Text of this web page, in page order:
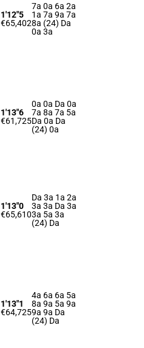
1'12"5
€65,402
7a 0a 6a 2a
1a 7a 9a 7a
8a (24) Da
0a 3a
1'13"6
€61,725
0a 0a Da 0a
7a 8a 7a 5a
Da 0a Da
(24) 0a
1'13"0
€65,610
Da 3a 1a 2a
3a 3a Da 3a
3a 5a 3a
(24) Da
1'13"1
€64,725
4a 6a 6a 5a
8a 9a 5a 9a
9a 9a Da
(24) Da